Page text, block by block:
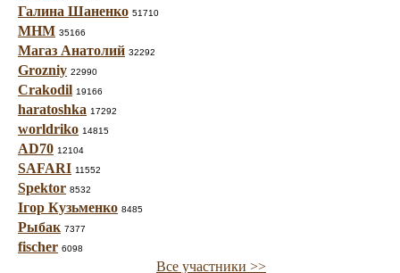
Галина Шаненко 51710
МНМ 35166
Магаз Анатолий 32292
Grozniy 22990
Crakodil 19166
haratoshka 17292
worldriko 14815
AD70 12104
SAFARI 11552
Spektor 8532
Ігор Кузьменко 8485
Рыбак 7377
fischer 6098
Все участники >>